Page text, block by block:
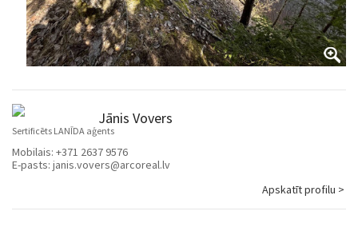
Jānis Vovers
Sertificēts LANĪDA aģents
Mobilais: +371 2637 9576
E-pasts: janis.vovers@arcoreal.lv
Apskatīt profilu >